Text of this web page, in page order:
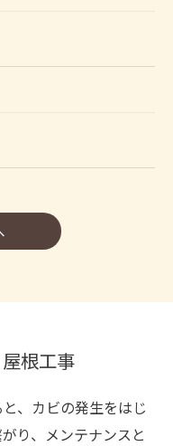
根工事
、カビの発生をはじ
り、メンテナンスと